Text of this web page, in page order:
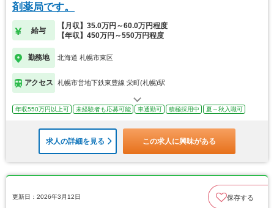
剤薬局です。
給与
【月収】35.0万円～60.0万円程度
【年収】450万円～550万円程度
勤務地 北海道 札幌市東区
アクセス 札幌市営地下鉄東豊線 栄町(札幌)駅
年収550万円以上可 未経験者も応募可能 車通勤可 積極採用中 夏～秋入職可
求人の詳細を見る この求人に興味がある
更新日：2026年3月12日 保存する